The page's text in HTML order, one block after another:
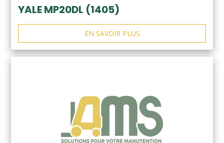
YALE MP20DL (1405)
EN SAVOIR PLUS